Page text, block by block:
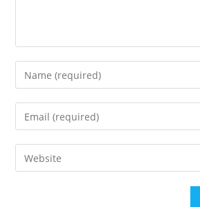
Enter
your
name
comment
Enter
your
email
address
Enter
your